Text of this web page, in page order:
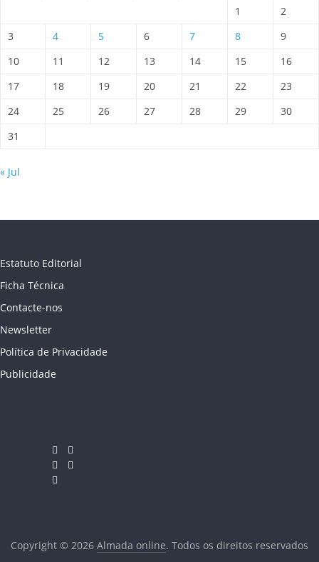
1
2
3
4 5 6 7 8
9
10
11 12 13 14 15
16
17
18 19 20 21 22
23
24
25 26 27 28 29
30
31
« Jul
Estatuto Editorial
Ficha Técnica
Contacte-nos
Newsletter
Política de Privacidade
Publicidade
Copyright © 2026 Almada online. Todos os direitos reservados